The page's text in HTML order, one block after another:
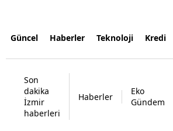
Güncel Haberler Teknoloji Kredi
Son
dakika
İzmir
haberleri
Haberler
Eko
Gündem